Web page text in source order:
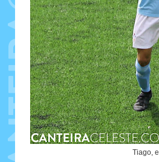
Tiago,